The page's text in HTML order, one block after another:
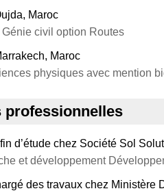
Maroc
civil option Routes
Maroc
physiques avec mention
professionnelles
d’étude chez Société Sol
et développement
des travaux chez Ministère